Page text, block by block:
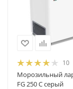
10
Морозильный
FG 250 C серый